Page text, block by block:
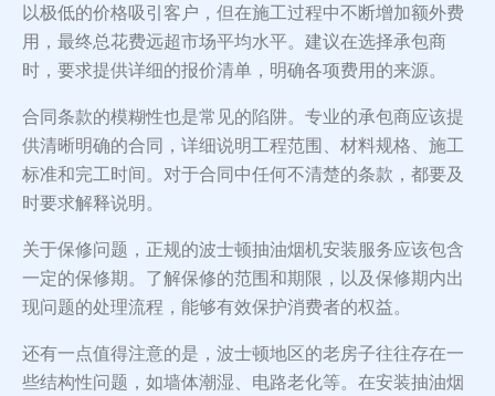
以极低的价格吸引客户，但在施工过程中不断增加额外费
用，最终总花费远超市场平均水平。建议在选择承包商
时，要求提供详细的报价清单，明确各项费用的来源。
合同条款的模糊性也是常见的陷阱。专业的承包商应该提
供清晰明确的合同，详细说明工程范围、材料规格、施工
标准和完工时间。对于合同中任何不清楚的条款，都要及
时要求解释说明。
关于保修问题，正规的波士顿抽油烟机安装服务应该包含
一定的保修期。了解保修的范围和期限，以及保修期内出
现问题的处理流程，能够有效保护消费者的权益。
还有一点值得注意的是，波士顿地区的老房子往往存在一
些结构性问题，如墙体潮湿、电路老化等。在安装抽油烟